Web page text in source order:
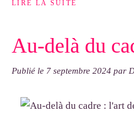
LIRE LA SUITE
Au-delà du
Publié le 7 septembre 2024 par